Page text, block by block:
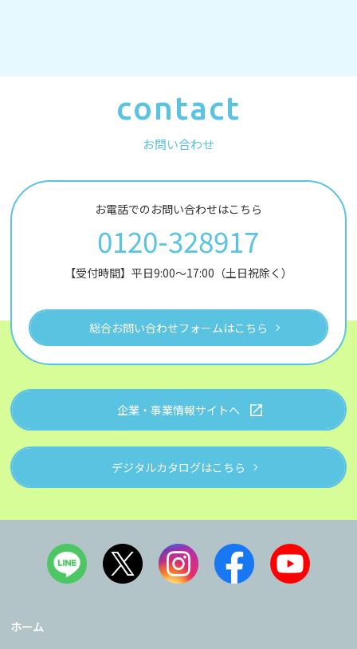
contact
お問い合わせ
お電話でのお問い合わせはこちら
0120-328917
【受付時間】平日9:00～17:00（土日祝除く）
総合お問い合わせフォームはこちら
企業・事業情報サイトへ
デジタルカタログはこちら
ホーム